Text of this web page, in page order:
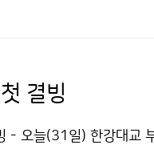
결빙
- 오늘(31일) 한강대교